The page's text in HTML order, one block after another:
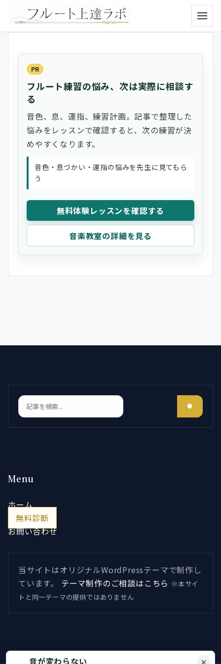
メニ
PR
フルート練習の悩み、次は実際に相談す
る
音色、息、運指、練習計画。記事で整理した
悩みをレッスンで確認すると、次の練習が決
めやすくなります。
音色・息づかい・運指の悩みを先生に見てもら
う
無料体験レッスンを確認する
音楽教室の詳細を見る
検索
Menu
ホーム
無料診断
お問い合わせ
当サイトはオリジナルWordPressテーマで制作し
ています。
テーマ制作のご相談はこちら ※本サイ
トと同一テーマの提供ではありません
音が変わらない